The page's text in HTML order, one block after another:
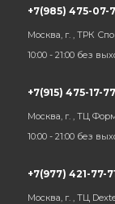
+7(985) 475-07-
Москва, г. , ТРК
10:00 - 21:00 без
+7(915) 475-17-77
Москва, г. , ТЦ
10:00 - 21:00 без
+7(977) 421-77-
Москва, г. , ТЦ